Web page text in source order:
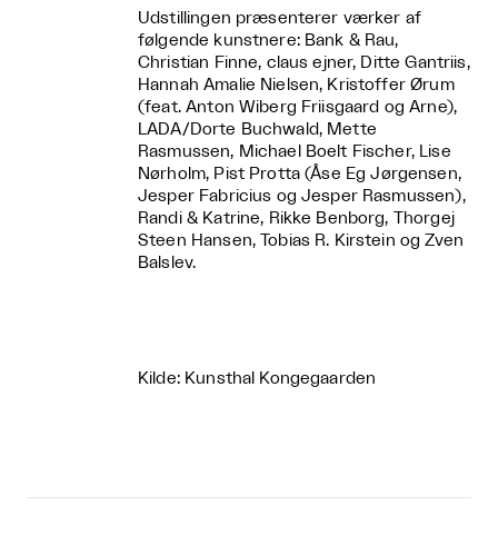
Udstillingen præsenterer værker af
følgende kunstnere: Bank & Rau,
Christian Finne, claus ejner, Ditte Gantriis,
Hannah Amalie Nielsen, Kristoffer Ørum
(feat. Anton Wiberg Friisgaard og Arne),
LADA/Dorte Buchwald, Mette
Rasmussen, Michael Boelt Fischer, Lise
Nørholm, Pist Protta(Åse Eg Jørgensen,
Jesper Fabricius og Jesper Rasmussen),
Randi & Katrine, Rikke Benborg, Thorgej
Steen Hansen, Tobias R. Kirstein og Zven
Balslev.
Kilde: Kunsthal Kongegaarden